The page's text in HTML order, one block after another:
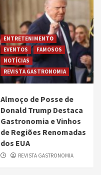
ENTRETENIMENTO
EVENTOS
FAMOSOS
NOTÍCIAS
REVISTA GASTRONOMIA
Almoço de Posse de
Donald Trump Destaca
Gastronomia e Vinhos
de Regiões Renomadas
dos EUA
REVISTA GASTRONOMIA